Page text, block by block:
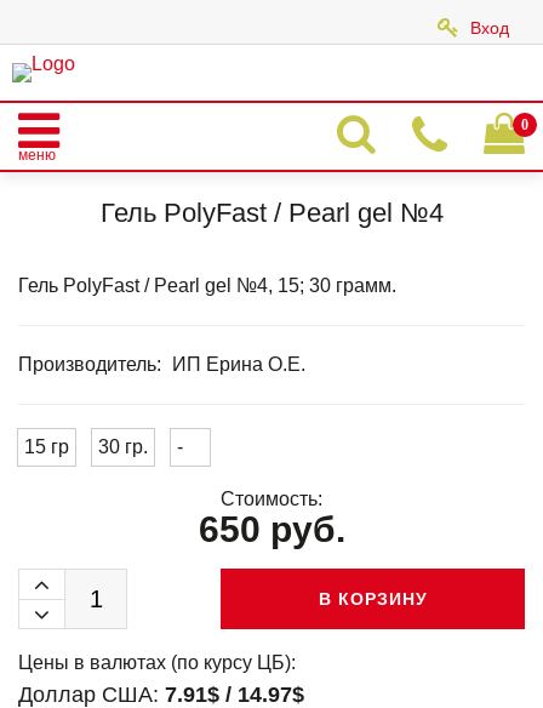
Вход
меню
0
Гель PolyFast / Pearl gel №4
Гель PolyFast / Pearl gel №4, 15; 30 грамм.
Производитель: ИП Ерина О.Е.
15 гр 30 гр. -
Стоимость:
650 руб.
В КОРЗИНУ
Цены в валютах (по курсу ЦБ):
Доллар США: 7.91$ / 14.97$